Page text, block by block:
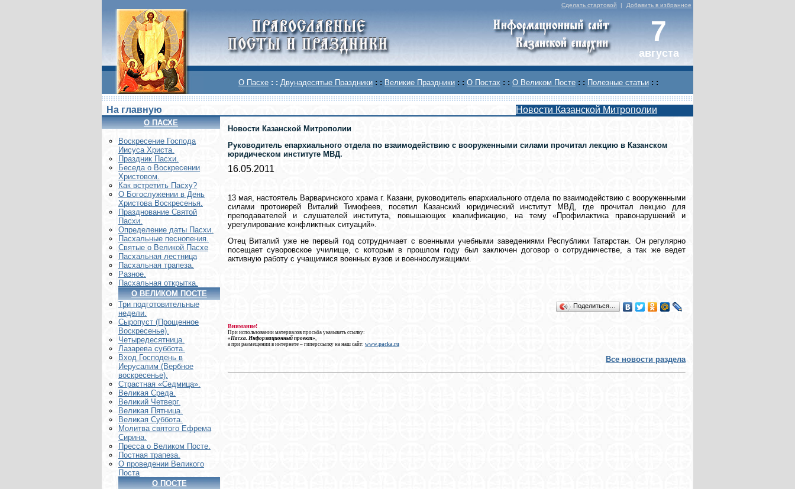
Сделать стартовой | Добавить в избранное
7
августа
О Пасхе : : Двунадесятые Праздники : : Великие Праздники : : О Постах : : О Великом Посте : : Полезные статьи : :
На главную Новости Казанской Митрополии
О ПАСХЕ
Воскреcение Господа
Иисуса Христа.
Праздник Пасхи.
Беседа о Воскресении
Христовом.
Как встретить Пасху?
О Богослужении в День
Христова Воскресенья.
Празднование Святой
Пасхи.
Определение даты Пасхи.
Пасхальные песнопения.
Святые о Великой Пасхе
Пасхальная лестница
Пасхальная трапеза.
Разное.
Пасхальная открытка.
О ВЕЛИКОМ ПОСТЕ
Три подготовительные
недели.
Сыропуст (Прощенное
Воскресенье).
Четыредесятница.
Лазарева суббота.
Вход Господень в
Иерусалим (Вербное
воскресенье).
Страстная «Седмица».
Великая Среда.
Великий Четверг.
Великая Пятница.
Великая Суббота.
Молитва святого Ефрема
Сирина.
Пресса о Великом Посте.
Постная трапеза.
О проведении Великого
Поста
О ПОСТЕ
Новости Казанской Митрополии
Руководитель епархиального отдела по взаимодействию с вооруженными силами прочитал лекцию в Казанском
юридическом институте МВД.
16.05.2011
13 мая, настоятель Варваринского храма г. Казани, руководитель епархиального отдела по взаимодействию с вооруженными
силами протоиерей Виталий Тимофеев, посетил Казанский юридический институт МВД, где прочитал лекцию для
преподавателей и слушателей института, повышающих квалификацию, на тему «Профилактика правонарушений и
урегулирование конфликтных ситуаций».
Отец Виталий уже не первый год сотрудничает с военными учебными заведениями Республики Татарстан. Он регулярно
посещает суворовское училище, с которым в прошлом году был заключен договор о сотрудничестве, а так же ведет
активную работу с учащимися военных вузов и военнослужащими.
Поделиться…
Внимание!
При использовании материалов просьба указывать ссылку:
«Пасха. Информационный проект»
а при размещении в интернете – гиперссылку на наш сайт: www.packa.ru
Все новости раздела